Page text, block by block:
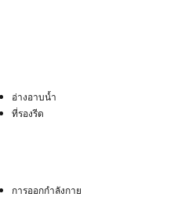
อ่างอาบน้ำ
ที่รองรีด
การออกกำลังกาย